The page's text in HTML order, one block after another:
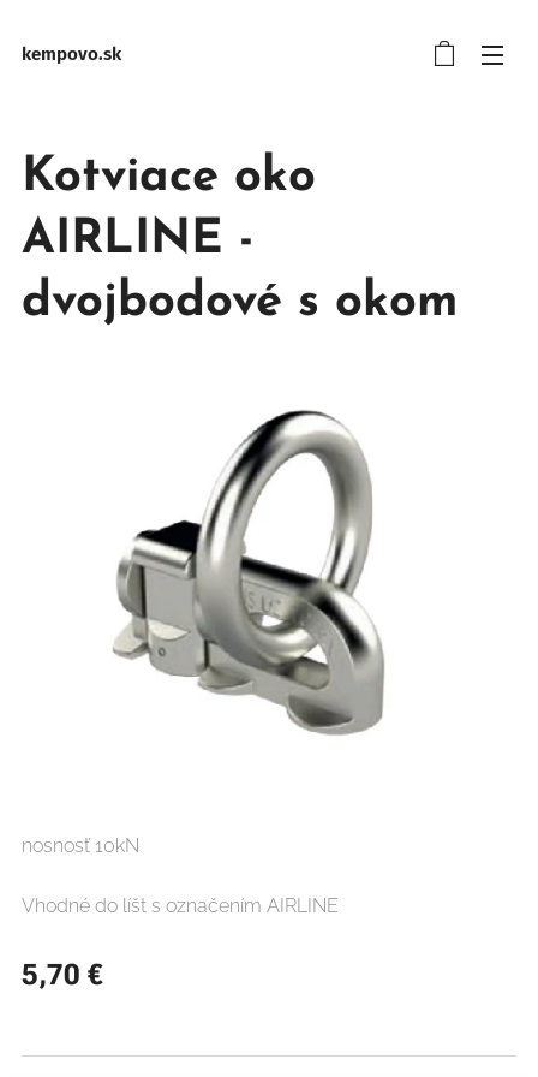
kempovo.sk
Kotviace oko
AIRLINE -
dvojbodové s okom
nosnosť 10kN
Vhodné do líšt s označením AIRLINE
5,70 €